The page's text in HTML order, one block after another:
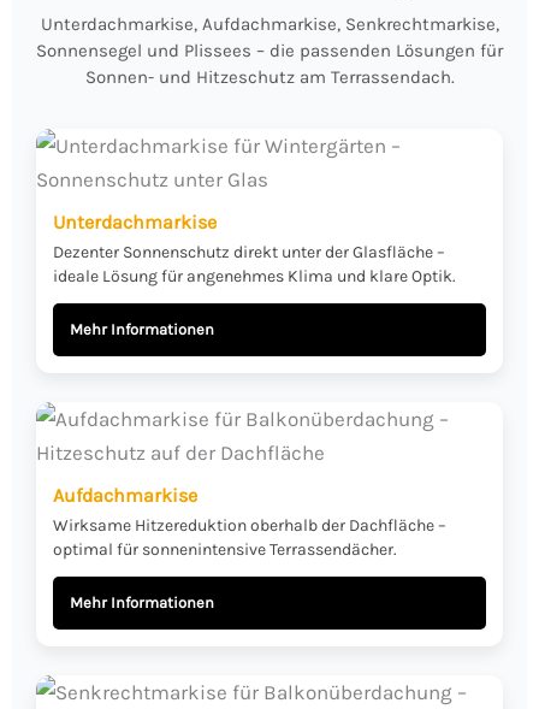
Unterdachmarkise, Aufdachmarkise, Senkrechtmarkise,
Sonnensegel und Plissees – die passenden Lösungen für
Sonnen- und Hitzeschutz am Terrassendach.
Unterdachmarkise
Dezenter Sonnenschutz direkt unter der Glasfläche –
ideale Lösung für angenehmes Klima und klare Optik.
Mehr Informationen
Aufdachmarkise
Wirksame Hitzereduktion oberhalb der Dachfläche –
optimal für sonnenintensive Terrassendächer.
Mehr Informationen